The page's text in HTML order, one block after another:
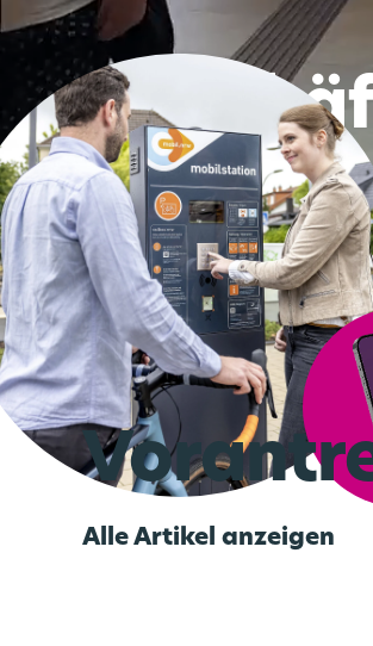
Alle Artikel anzeigen